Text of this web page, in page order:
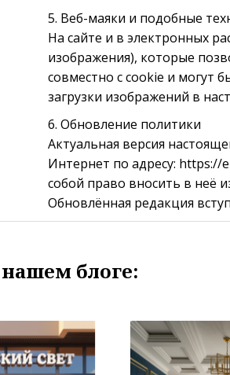
5. Веб-маяки и подобные
На сайте и в электронных
изображения), которые
совместно с cookie и могут
загрузки изображений в
6. Обновление политики
Актуальная версия
Интернет по адресу: https://
собой право вносить в неё
Обновлённая редакция
блоге: